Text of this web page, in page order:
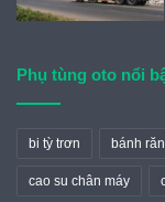
Phụ tùng oto nổi
bi tỳ trơn bánh
cao su chân máy